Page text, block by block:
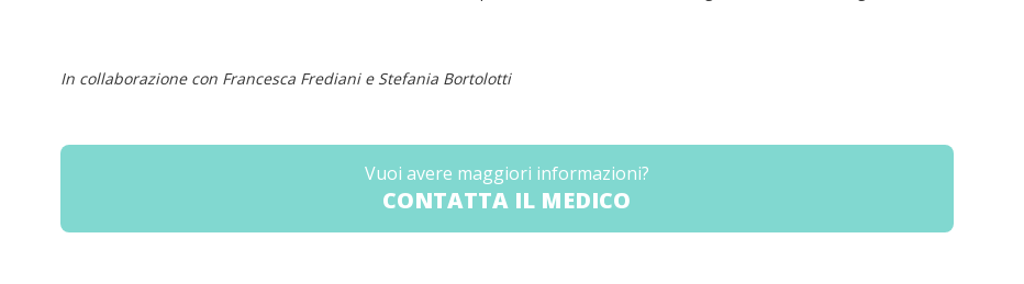
In collaborazione con Francesca Frediani e Stefania Bortolotti
Vuoi avere maggiori informazioni?
CONTATTA IL MEDICO